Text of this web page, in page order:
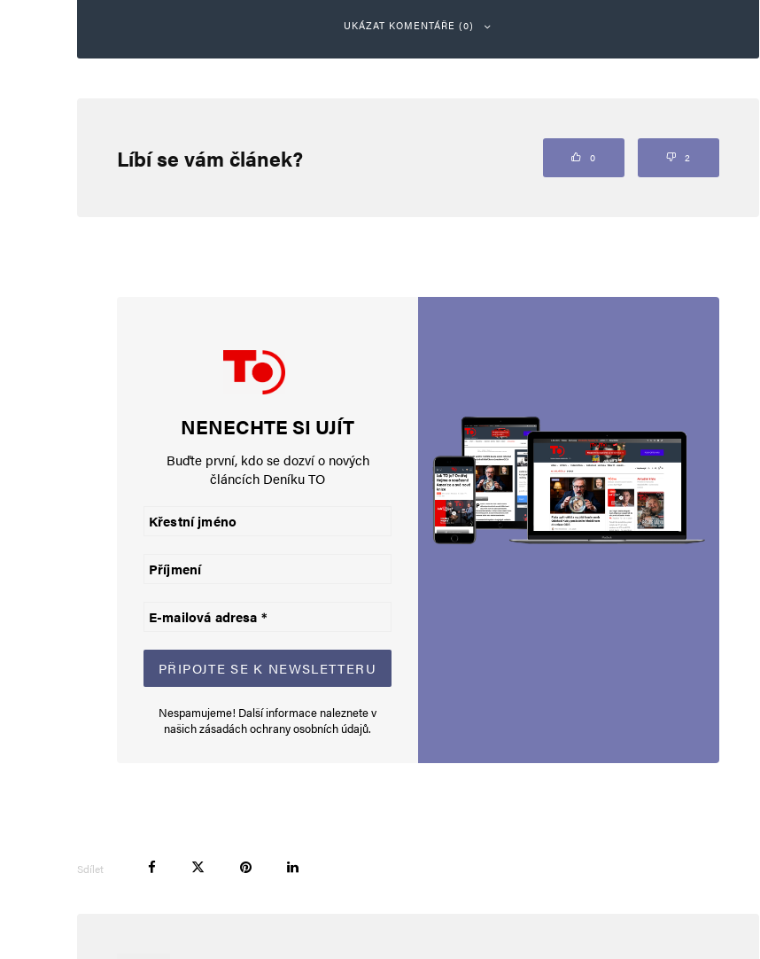
UKÁZAT KOMENTÁŘE (0)
Vaše e-mailová adresa nebude zveřejněna. Vyžadované informace jsou označeny
Webová stránka
Uložit do prohlížeče jméno, e-mail a webovou stránku pro budoucí komentáře.
Informujte mě o nových komentářích e-mailem.
Informujte mě o nových příspěvcích e-mailem.
Alternative:
Líbí se vám článek? 0 2
NENECHTE SI UJÍT
Buďte první, kdo se dozví o nových
článcích Deníku TO
Nespamujeme! Další informace naleznete v
našichzásadách ochrany osobních údajů.
Sdílet